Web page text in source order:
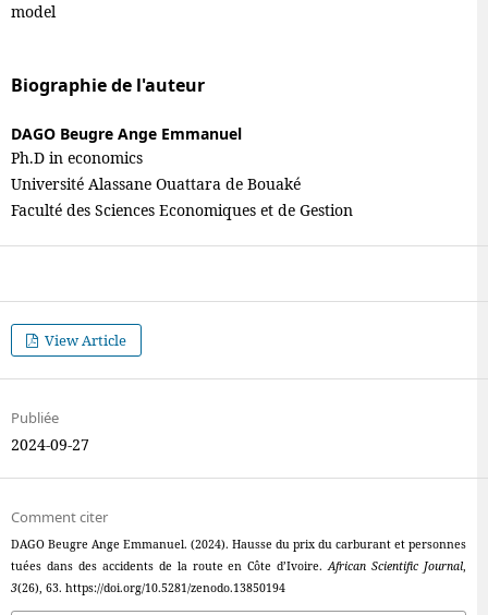
model
Biographie de l'auteur
DAGO Beugre Ange Emmanuel
Ph.D in economics
Université Alassane Ouattara de Bouaké
Faculté des Sciences Economiques et de Gestion
View Article
Publiée
2024-09-27
Comment citer
DAGO Beugre Ange Emmanuel. (2024). Hausse du prix du carburant et personnes
tuées dans des accidents de la route en Côte d’Ivoire.African Scientific Journal,
3(26), 63. https://doi.org/10.5281/zenodo.13850194